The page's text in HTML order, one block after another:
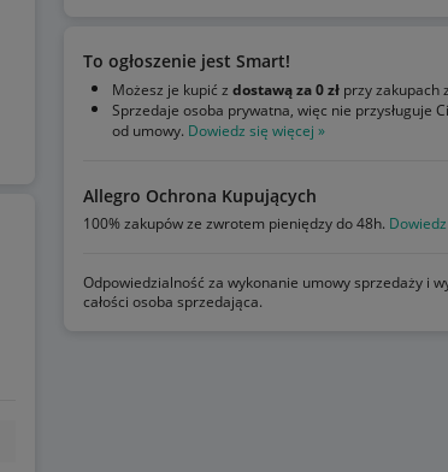
To ogłoszenie jest Smart!
Możesz je kupić z dostawą za 0 zł przy zakupach
Sprzedaje osoba prywatna, więc nie przysługuje
od umowy. Dowiedz się więcej »
Allegro Ochrona Kupujących
100% zakupów ze zwrotem pieniędzy do 48h.
Odpowiedzialność za wykonanie umowy sprzedaży i
całości osoba sprzedająca.